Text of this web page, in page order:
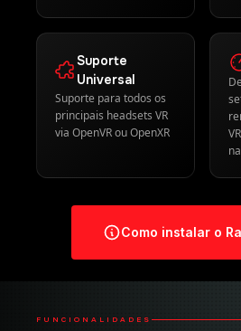
Suporte
Universal
Suporte para todos os
principais headsets VR
via OpenVR ou OpenXR
Como instalar o
FUNCIONALIDADES